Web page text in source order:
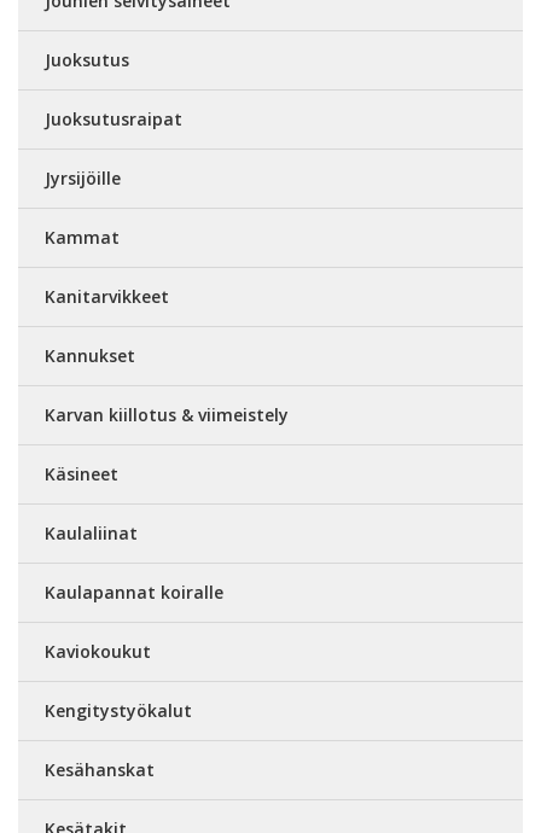
Juoksutus
Juoksutusraipat
Jyrsijöille
Kammat
Kanitarvikkeet
Kannukset
Karvan kiillotus & viimeistely
Käsineet
Kaulaliinat
Kaulapannat koiralle
Kaviokoukut
Kengitystyökalut
Kesähanskat